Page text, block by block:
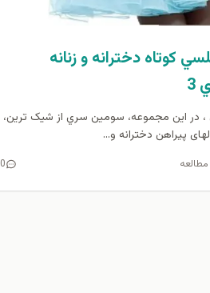
كوتاه دخترانه و زنانه
، در اين مجموعه، سومين سري از شیک ترین،
پیراهن دخترانه و...
0